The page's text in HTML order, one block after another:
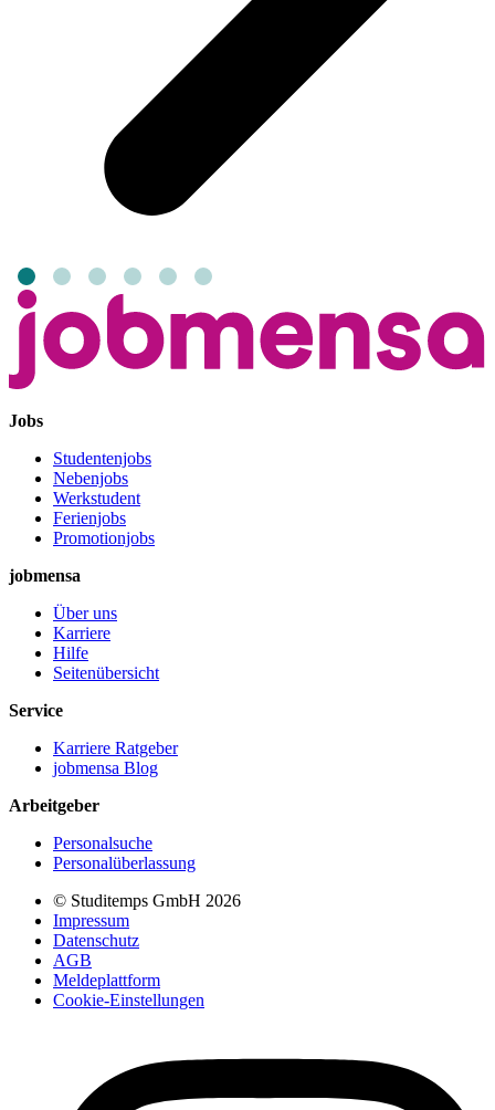
Jobs
Studentenjobs
Nebenjobs
Werkstudent
Ferienjobs
Promotionjobs
jobmensa
Über uns
Karriere
Hilfe
Seitenübersicht
Service
Karriere Ratgeber
jobmensa Blog
Arbeitgeber
Personalsuche
Personalüberlassung
© Studitemps GmbH 2026
Impressum
Datenschutz
AGB
Meldeplattform
Cookie-Einstellungen